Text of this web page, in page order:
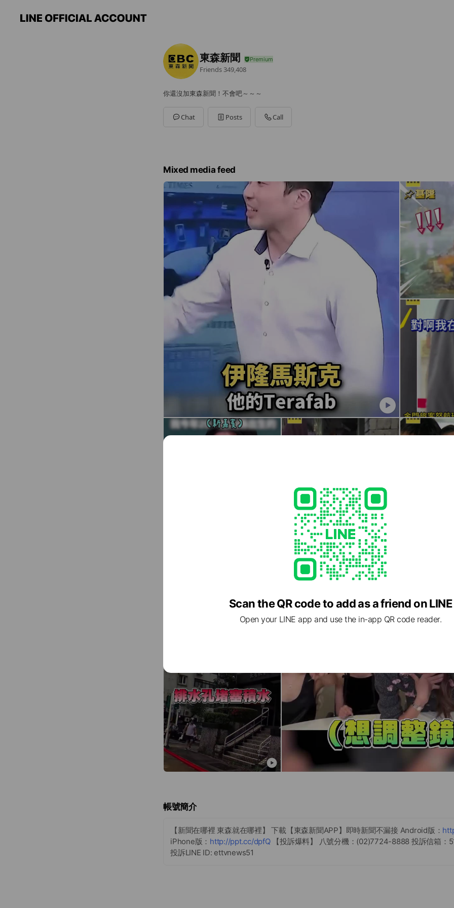
東森新聞
Friends 349,408
你還沒加東森新聞！不會吧～～～
Chat Posts Call
Mixed media feed
帳號簡介
【新聞在哪裡 東森就在哪裡】 下載【東森新聞APP】即時新聞不漏接 Android版：
iPhone版： http://ppt.cc/dpfQ【投訴爆料】 八號分機：(02)7724-8888 投訴信箱：
投訴LINE ID: ettvnews51
Scan the QR code to add as a friend on LINE
Open your LINE app and use the in-app QR code reader.